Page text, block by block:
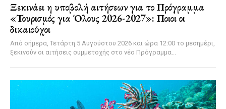
Ξεκινάει η υποβολή αιτήσεων για το Πρόγραμμα
«Τουρισμός για Όλους 2026-2027»: Ποιοι οι
δικαιούχοι
Από σήμερα, Τετάρτη 5 Αυγούστου 2026 και ώρα 12:00 το μεσημέρι,
ξεκινούν οι αιτήσεις συμμετοχής στο νέο Πρόγραμμα...